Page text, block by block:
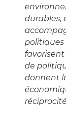
durables,
de
donnent